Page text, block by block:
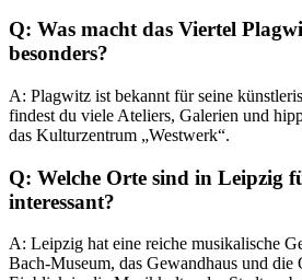
Q: Was macht das Viertel
besonders?
A: Plagwitz ist bekannt für seine
findest du viele Ateliers, Galerien und
das Kulturzentrum „Westwerk“.
Q: Welche Orte sind in Leipzig
interessant?
A: Leipzig hat eine reiche musikalische
Bach-Museum, das Gewandhaus und